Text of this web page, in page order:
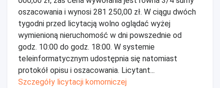
oszacowania i wynosi 281 250,00 zł. W ciągu dwóch
tygodni przed licytacją wolno oglądać wyżej
wymienioną nieruchomość w dni powszednie od
godz. 10:00 do godz. 18:00. W systemie
teleinformatycznym udostępnia się natomiast
protokół opisu i oszacowania. Licytant...
Szczegóły licytacji komorniczej